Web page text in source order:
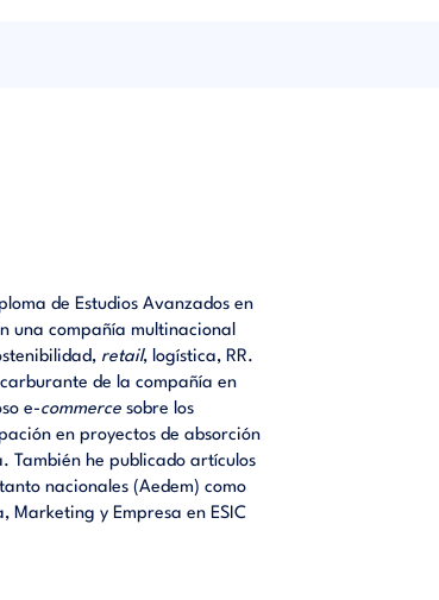
de Estudios Avanzados en
una compañía multinacional
retail, logística, RR.
de la compañía en
e-commerce sobre los
en proyectos de absorción
También he publicado artículos
nacionales (Aedem) como
Marketing y Empresa en ESIC